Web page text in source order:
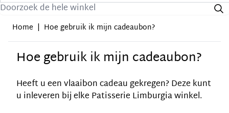
Zoek
Home | Hoe gebruik ik mijn cadeaubon?
Hoe gebruik ik mijn cadeaubon?
Heeft u een vlaaibon cadeau gekregen? Deze kunt
u inleveren bij elke Patisserie Limburgia winkel.